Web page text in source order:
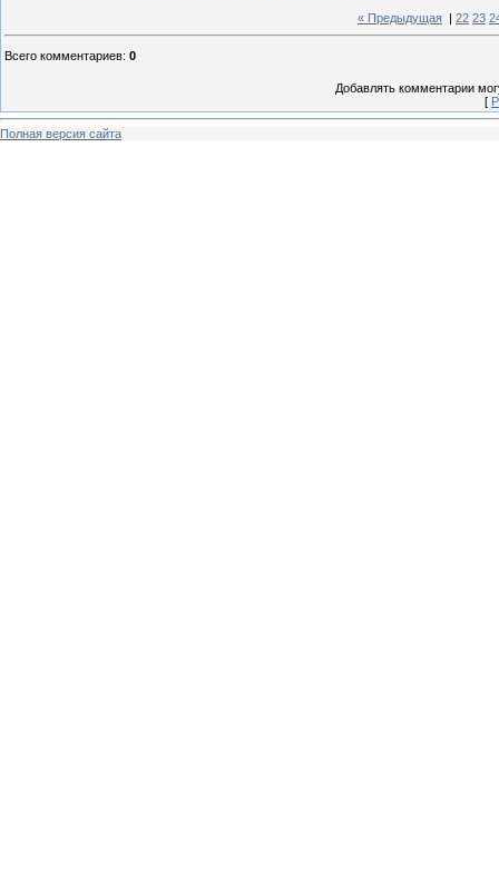
« Предыдущая 22 23
Всего комментариев: 0
Добавлять комментарии
[
Полная версия сайта